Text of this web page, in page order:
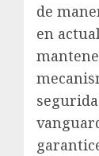
de
en